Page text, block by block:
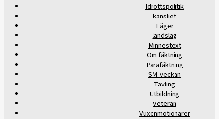
Idrottspolitik
kansliet
Läger
landslag
Minnestext
Om fäktning
Parafäktning
SM-veckan
Tävling
Utbildning
Veteran
Vuxenmotionärer